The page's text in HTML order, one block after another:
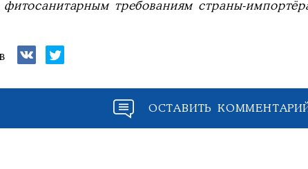
требованиям страны-
ОСТАВИТЬ